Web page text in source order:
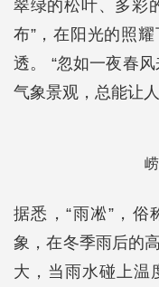
翠绿的松叶、多彩
布”，在阳光的照
透。 “忽如一夜春
气象景观，总能让
据悉，“雨凇”，俗
象，在冬季雨后的
大，当雨水碰上温